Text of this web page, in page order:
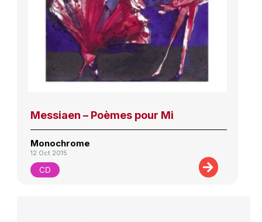
Messiaen – Poèmes pour Mi
Monochrome
12 Oct 2015
CD